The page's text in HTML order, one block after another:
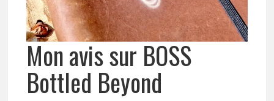
Mon avis sur BOSS
Bottled Beyond